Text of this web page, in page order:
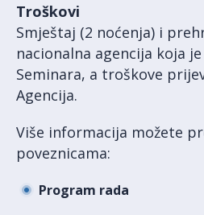
Troškovi
Smještaj (2 noćenja) i
nacionalna agencija koja
Seminara, a troškove
Agencija.
Više informacija možete
poveznicama:
Program rada